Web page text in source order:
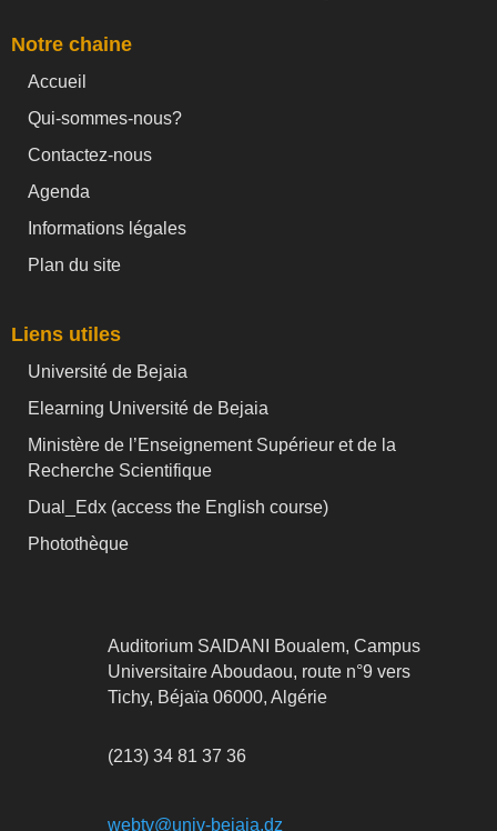
Notre chaine
Accueil
Qui-sommes-nous?
Contactez-nous
Agenda
Informations légales
Plan du site
Liens utiles
Université de Bejaia
Elearning Université de Bejaia
Ministère de l’Enseignement Supérieur et de la
Recherche Scientifique
Dual_Edx (access the English course)
Photothèque
Auditorium SAIDANI Boualem, Campus
Universitaire Aboudaou, route n°9 vers
Tichy, Béjaïa 06000, Algérie
(213) 34 81 37 36
webtv@univ-bejaia.dz